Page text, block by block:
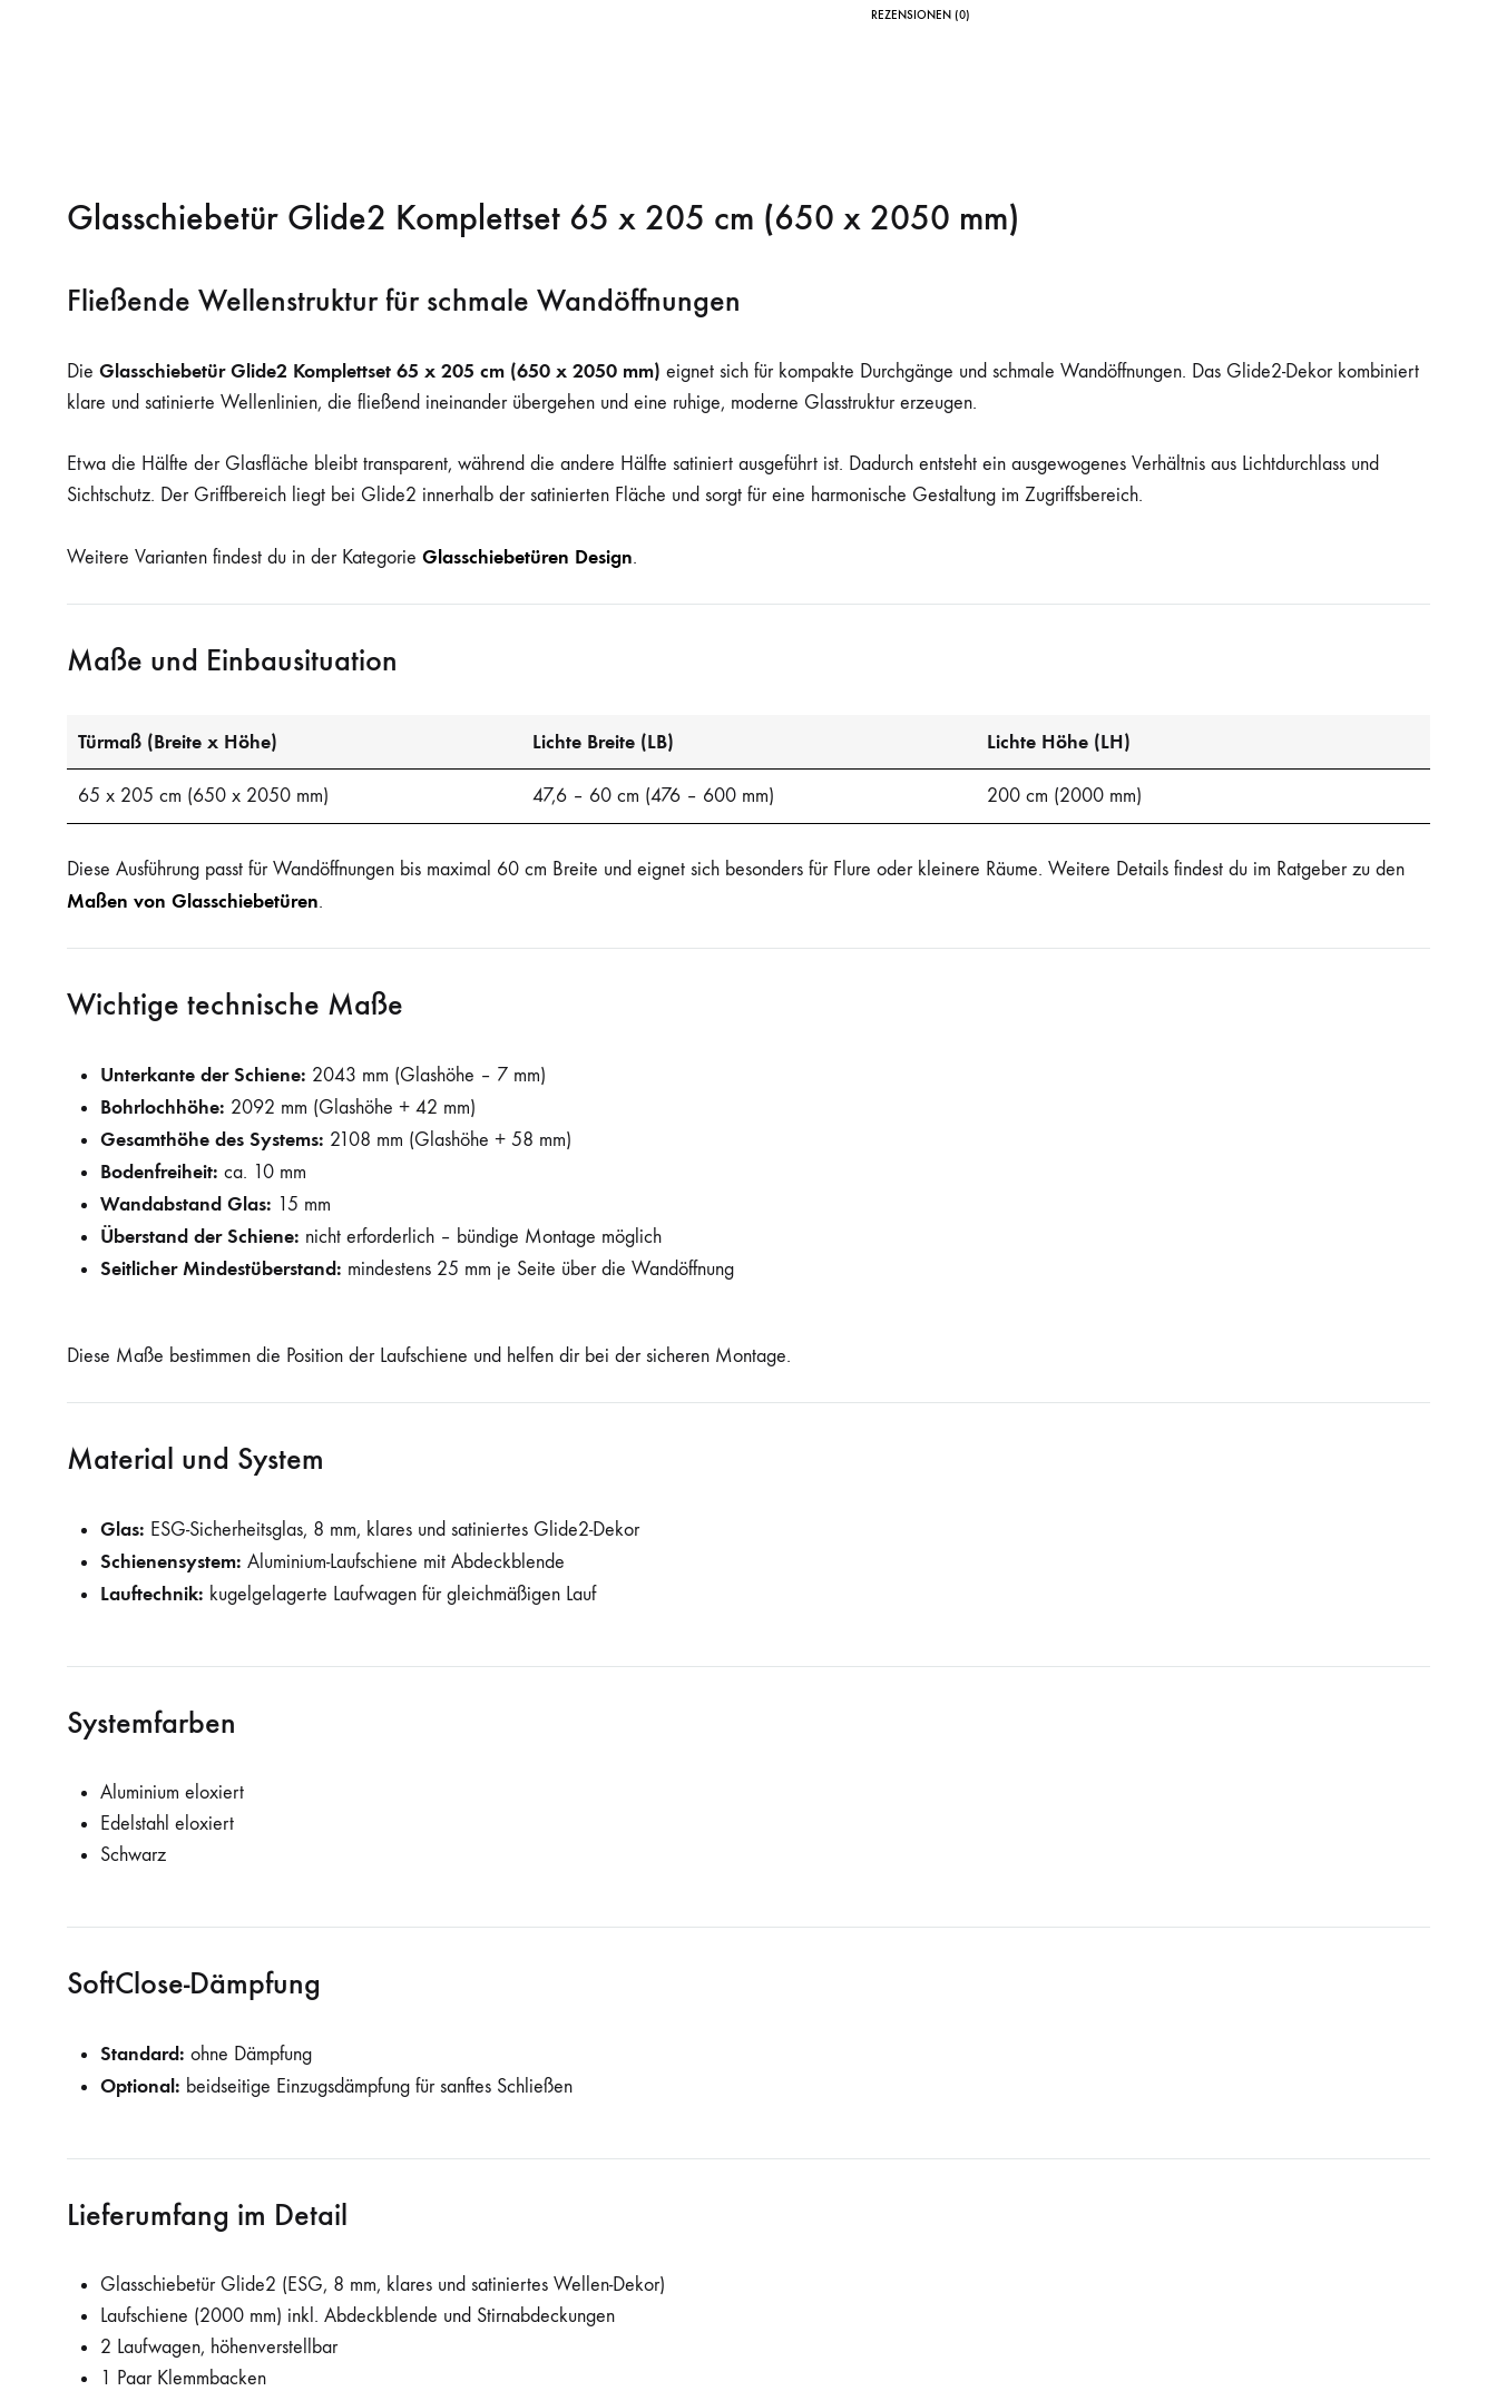
REZENSIONEN (0)
Glasschiebetür Glide2 Komplettset 65 x 205 cm (650 x 2050 mm)
Fließende Wellenstruktur für schmale Wandöffnungen
Die Glasschiebetür Glide2 Komplettset 65 x 205 cm (650 x 2050 mm) eignet sich für kompakte Durchgänge und schmale Wandöffnungen. Das Glide2-Dekor kombiniert
klare und satinierte Wellenlinien, die fließend ineinander übergehen und eine ruhige, moderne Glasstruktur erzeugen.
Etwa die Hälfte der Glasfläche bleibt transparent, während die andere Hälfte satiniert ausgeführt ist. Dadurch entsteht ein ausgewogenes Verhältnis aus Lichtdurchlass und
Sichtschutz. Der Griffbereich liegt bei Glide2 innerhalb der satinierten Fläche und sorgt für eine harmonische Gestaltung im Zugriffsbereich.
Weitere Varianten findest du in der Kategorie Glasschiebetüren Design.
Maße und Einbausituation
Türmaß (Breite x Höhe) Lichte Breite (LB) Lichte Höhe (LH)
65 x 205 cm (650 x 2050 mm) 47,6 – 60 cm (476 – 600 mm) 200 cm (2000 mm)
Diese Ausführung passt für Wandöffnungen bis maximal 60 cm Breite und eignet sich besonders für Flure oder kleinere Räume. Weitere Details findest du im Ratgeber zu den
Maßen von Glasschiebetüren.
Wichtige technische Maße
Unterkante der Schiene: 2043 mm (Glashöhe – 7 mm)
Bohrlochhöhe: 2092 mm (Glashöhe + 42 mm)
Gesamthöhe des Systems: 2108 mm (Glashöhe + 58 mm)
Bodenfreiheit: ca. 10 mm
Wandabstand Glas: 15 mm
Überstand der Schiene: nicht erforderlich – bündige Montage möglich
Seitlicher Mindestüberstand: mindestens 25 mm je Seite über die Wandöffnung
Diese Maße bestimmen die Position der Laufschiene und helfen dir bei der sicheren Montage.
Material und System
Glas: ESG-Sicherheitsglas, 8 mm, klares und satiniertes Glide2-Dekor
Schienensystem: Aluminium-Laufschiene mit Abdeckblende
Lauftechnik: kugelgelagerte Laufwagen für gleichmäßigen Lauf
Systemfarben
Aluminium eloxiert
Edelstahl eloxiert
Schwarz
SoftClose-Dämpfung
Standard: ohne Dämpfung
Optional: beidseitige Einzugsdämpfung für sanftes Schließen
Lieferumfang im Detail
Glasschiebetür Glide2 (ESG, 8 mm, klares und satiniertes Wellen-Dekor)
Laufschiene (2000 mm) inkl. Abdeckblende und Stirnabdeckungen
2 Laufwagen, höhenverstellbar
1 Paar Klemmbacken